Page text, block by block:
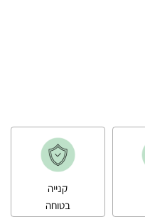
קנייה
בטוחה